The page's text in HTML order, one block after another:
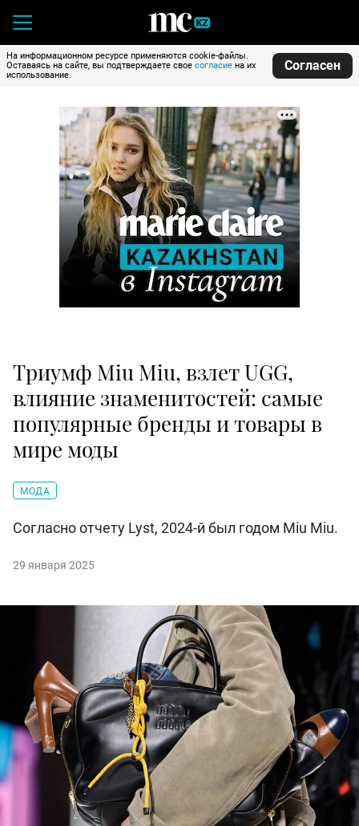
На информационном ресурсе применяются cookie-файлы.
Оставаясь на сайте, вы подтверждаете свое согласие на их
использование.
Согласен
Триумф Miu Miu, взлет UGG,
влияние знаменитостей: самые
популярные бренды и товары в
мире моды
МОДА
Согласно отчету Lyst, 2024-й был годом Miu Miu.
29 января 2025